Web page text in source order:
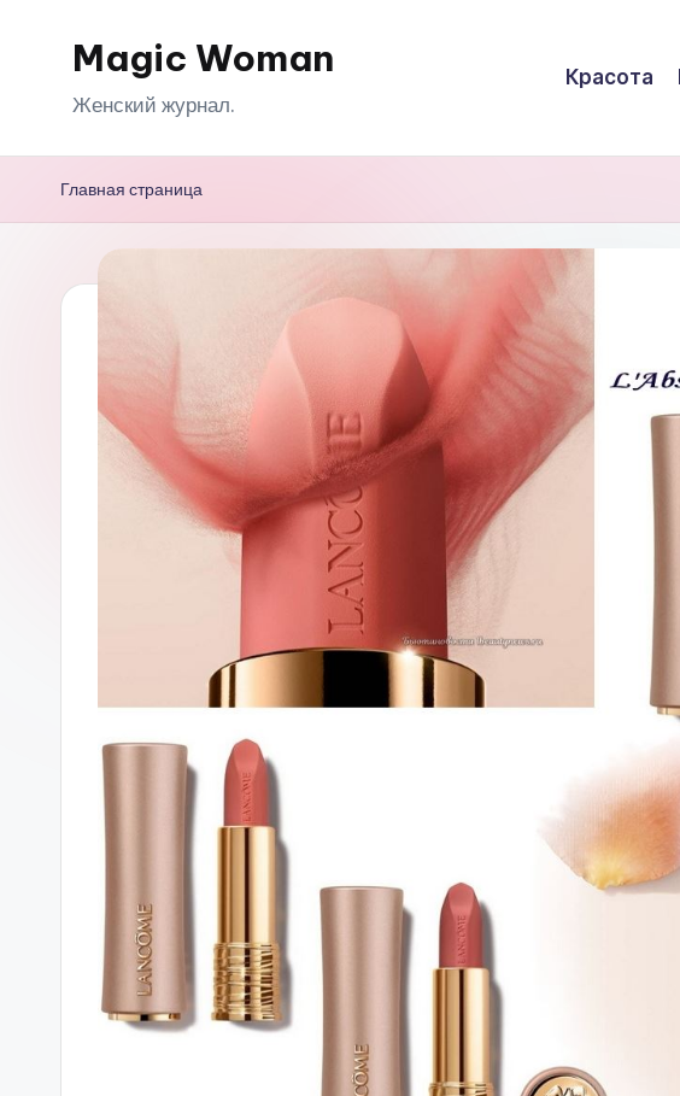
Magic Woman
Женский журнал.
Красота
Главная страница